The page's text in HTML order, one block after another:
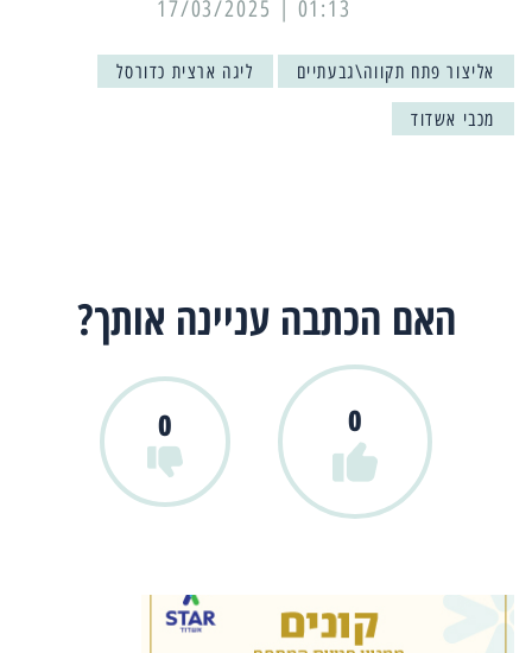
01:13 | 17/03/2025
אליצור פתח תקווה\גבעתיים ליגה ארצית כדורסל
מכבי אשדוד
האם הכתבה עניינה אותך?
0
0